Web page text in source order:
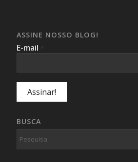
ASSINE NOSSO BLOG!
E-mail *
BUSCA